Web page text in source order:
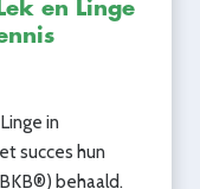
en Linge
in
succes hun
behaald.